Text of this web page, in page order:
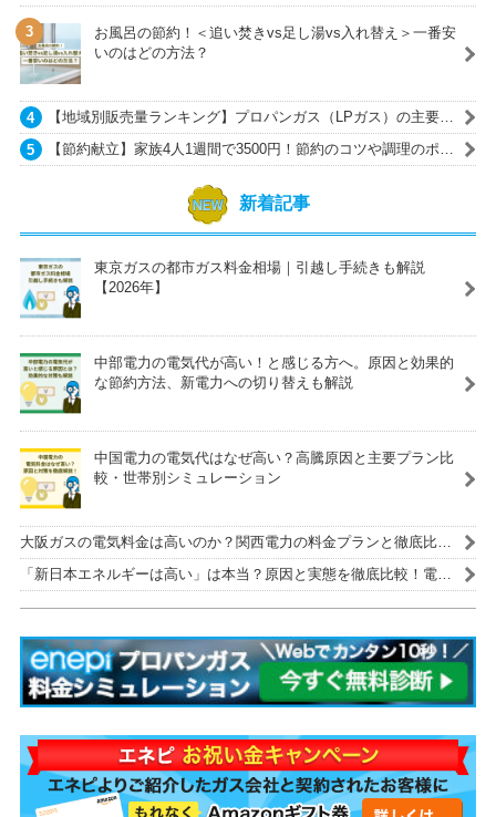
お風呂の節約！＜追い焚きvs足し湯vs入れ替え＞一番安
いのはどの方法？
【地域別販売量ランキング】プロパンガス（LPガス）の主要ガ
ス会社一覧
【節約献立】家族4人1週間で3500円！節約のコツや調理のポイ
ントも紹介
新着記事
東京ガスの都市ガス料金相場｜引越し手続きも解説
【2026年】
中部電力の電気代が高い！と感じる方へ。原因と効果的
な節約方法、新電力への切り替えも解説
中国電力の電気代はなぜ高い？高騰原因と主要プラン比
較・世帯別シミュレーション
大阪ガスの電気料金は高いのか？関西電力の料金プランと徹底比
較！
「新日本エネルギーは高い」は本当？原因と実態を徹底比較！電気
代を安くする解決策も紹介